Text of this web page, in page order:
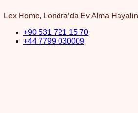
Lex Home, Londra’da Ev Alma
+90 531 721 15 70
+44 7799 030009